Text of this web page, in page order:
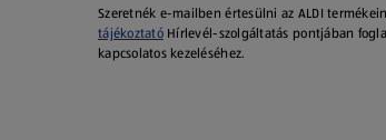
Szeretnék e-mailben értesülni az ALDI
tájékoztatóHírlevél-szolgáltatás pontjában
kapcsolatos kezeléséhez.